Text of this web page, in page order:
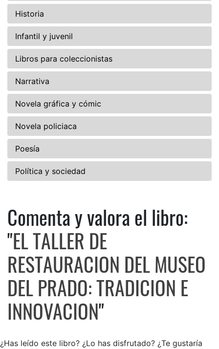
Historia
Infantil y juvenil
Libros para coleccionistas
Narrativa
Novela gráfica y cómic
Novela policiaca
Poesía
Política y sociedad
Comenta y valora el libro: EL
Comenta y valora el libro:
"EL TALLER DE
RESTAURACION DEL MUSEO
DEL PRADO: TRADICION E
INNOVACION"
¿Has leído este libro? ¿Lo has disfrutado? ¿Te gustaría